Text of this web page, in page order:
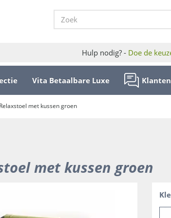
met kussen groen
Hulp nodig? - Doe de
Vita Betaalbare Luxe
met kussen groen